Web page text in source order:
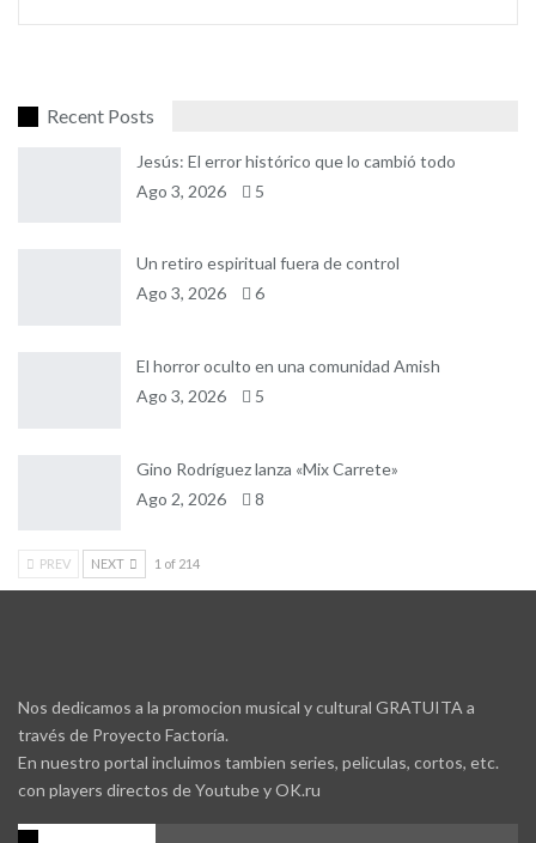
Recent Posts
Jesús: El error histórico que lo cambió todo
Ago 3, 2026
5
Un retiro espiritual fuera de control
Ago 3, 2026
6
El horror oculto en una comunidad Amish
Ago 3, 2026
5
Gino Rodríguez lanza «Mix Carrete»
Ago 2, 2026
8
PREV NEXT 1 of 214
Nos dedicamos a la promocion musical y cultural GRATUITA a
través de Proyecto Factoría.
En nuestro portal incluimos tambien series, peliculas, cortos, etc.
con players directos de Youtube y OK.ru